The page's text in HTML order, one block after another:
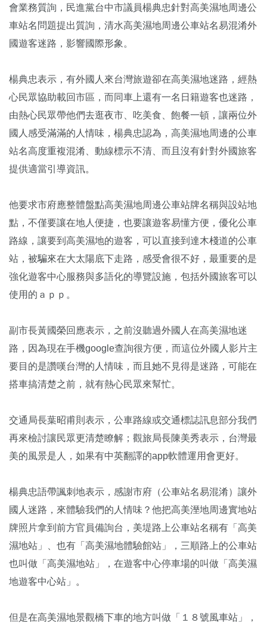
會業務質詢，民進黨台中市議員楊典忠針對高美濕地周邊公
車站名問題提出質詢，清水高美濕地周邊公車站名易混淆外
國遊客迷路，影響國際形象。
楊典忠表示，有外國人來台灣旅遊卻在高美濕地迷路，經熱
心民眾協助載回市區，而同車上還有一名日籍遊客也迷路，
由熱心民眾帶他們去逛夜市、吃美食、飽餐一頓，讓兩位外
國人感受滿滿的人情味，楊典忠認為，高美濕地周邊的公車
站名高度重複混淆、動線標示不清、而且沒有針對外國旅客
提供適當引導資訊。
他要求市府應整體盤點高美濕地周邊公車站牌名稱與設站地
點，不僅要讓在地人便捷，也要讓遊客易懂方便，優化公車
路線，讓要到高美濕地的遊客，可以直接到達木棧道的公車
站，被騙來在大太陽底下走路，感受會很不好，最重要的是
強化遊客中心服務與多語化的導覽設施，包括外國旅客可以
使用的ａｐｐ。
副市長黃國榮回應表示，之前沒聽過外國人在高美濕地迷
路，因為現在手機google查詢很方便，而這位外國人影片主
要目的是讚嘆台灣的人情味，而且她不見得是迷路，可能在
搭車搞清楚之前，就有熱心民眾來幫忙。
交通局長葉昭甫則表示，公車路線或交通標誌訊息部分我們
再來檢討讓民眾更清楚瞭解；觀旅局長陳美秀表示，台灣最
美的風景是人，如果有中英翻譯的app軟體運用會更好。
楊典忠語帶諷刺地表示，感謝市府（公車站名易混淆）讓外
國人迷路，來體驗我們的人情味？他把高美溼地周邊實地站
牌照片拿到前方官員備詢台，美堤路上公車站名稱有「高美
濕地站」、也有「高美濕地體驗館站」，三順路上的公車站
也叫做「高美濕地站」，在遊客中心停車場的叫做「高美濕
地遊客中心站」
。
但是在高美濕地景觀橋下車的地方叫做「１８號風車站」，